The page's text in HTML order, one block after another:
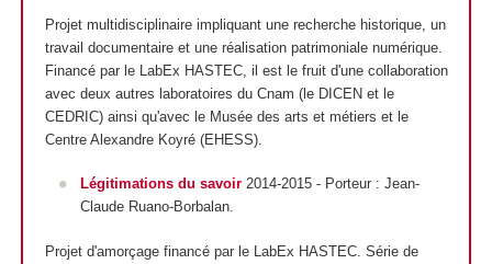
Projet multidisciplinaire impliquant une recherche historique, un
travail documentaire et une réalisation patrimoniale numérique.
Financé par le LabEx HASTEC, il est le fruit d'une collaboration
avec deux autres laboratoires du Cnam (le DICEN et le
CEDRIC) ainsi qu'avec le Musée des arts et métiers et le
Centre Alexandre Koyré (EHESS).
Légitimations du savoir 2014-2015 - Porteur : Jean-
Claude Ruano-Borbalan.
Projet d'amorçage financé par le LabEx HASTEC. Série de